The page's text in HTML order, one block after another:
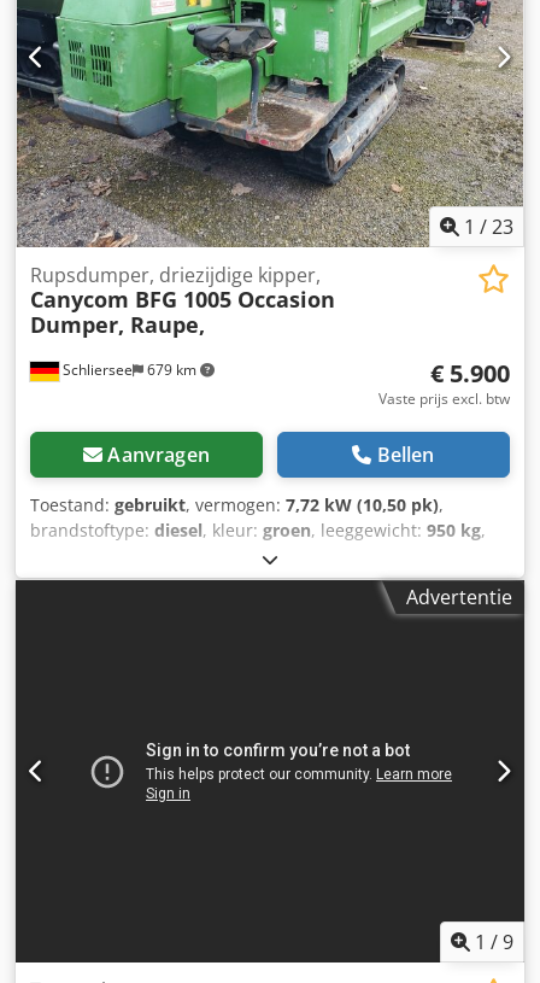
1,035 m Voertuig wordt bij voorkeur aan handelaren of
voor export verkocht. Particulieren onder voorbehoud.
Verkoop zonder garantie. Nettoprijs voor export Netto:
5.900 EURO + (19 % btw) 1.121 EURO = Bruto: 7.021 EURO
Bovengenoemde gegevens zijn vrijblijvend,
fouten/wijzigingen en tussentijdse verkoop voorbehouden!
Telefoon: 08026/2188
1 /23
Schliersee 679 km
Rupsdumper, driezijdige kipper,
Canycom BFG 1005 Occasion
Dumper, Raupe,
€ 5.900
Vaste prijs excl. btw
Aanvragen Bellen
Toestand: gebruikt, vermogen: 7,72 kW (10,50 pk),
brandstoftype: diesel, kleur: groen, leeggewicht: 950 kg,
1.100 kg
Rupsvoertuig • Driezijdige kipper • Laadvermogen 1.100 kg
• Leeggewicht ca. 950 kg • Kubota dieselmotor RK 451-NB,
voorbehoud Chodpfxjx Irvte Ak Tea Verkoop zonder
garantie Nettoprijs voor export Netto: 5.900 EURO + (19%
btw) 1.121 EURO = Bruto: 7.021 EURO Bovengenoemde
Advertentie
1 /9